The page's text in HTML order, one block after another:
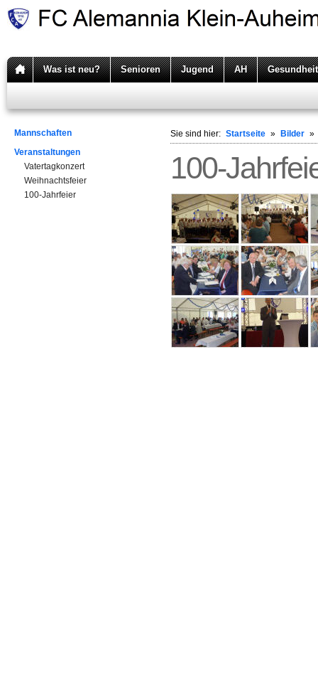
Was ist neu? Senioren Jugend AH
Mannschaften
Veranstaltungen
Vatertagkonzert
Weihnachtsfeier
100-Jahrfeier
Sie sind hier: Startseite » Bilder »
100-